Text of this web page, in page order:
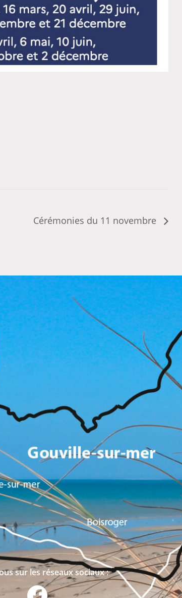
Cérémonies du 11 novembre
sur les réseaux sociaux :